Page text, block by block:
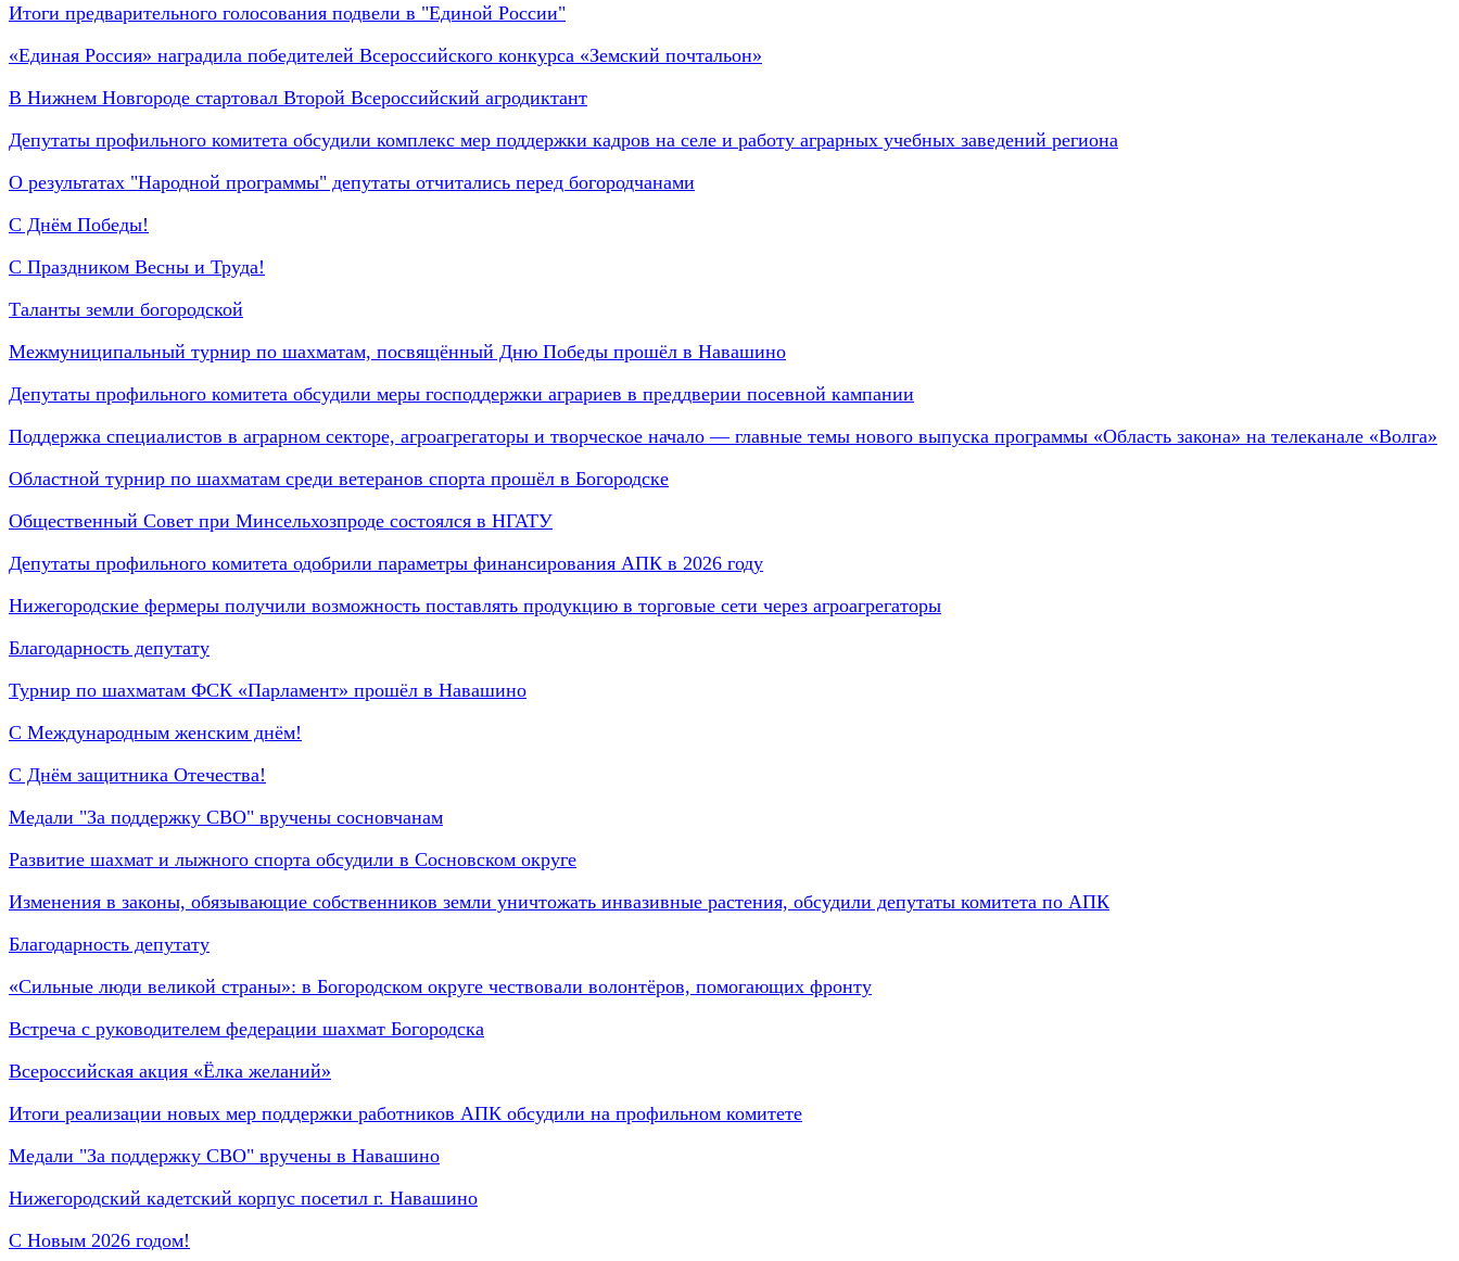
Итоги предварительного голосования подвели в "Единой России"
«Единая Россия» наградила победителей Всероссийского конкурса «Земский почтальон»
В Нижнем Новгороде стартовал Второй Всероссийский агродиктант
Депутаты профильного комитета обсудили комплекс мер поддержки кадров на селе и работу аграрных учебных заведений региона
О результатах "Народной программы" депутаты отчитались перед богородчанами
С Днём Победы!
С Праздником Весны и Труда!
Таланты земли богородской
Межмуниципальный турнир по шахматам, посвящённый Дню Победы прошёл в Навашино
Депутаты профильного комитета обсудили меры господдержки аграриев в преддверии посевной кампании
Поддержка специалистов в аграрном секторе, агроагрегаторы и творческое начало — главные темы нового выпуска программы «Область закона» на телеканале «Волга»
Областной турнир по шахматам среди ветеранов спорта прошёл в Богородске
Общественный Совет при Минсельхозпроде состоялся в НГАТУ
Депутаты профильного комитета одобрили параметры финансирования АПК в 2026 году
Нижегородские фермеры получили возможность поставлять продукцию в торговые сети через агроагрегаторы
Благодарность депутату
Турнир по шахматам ФСК «Парламент» прошёл в Навашино
С Международным женским днём!
С Днём защитника Отечества!
Медали "За поддержку СВО" вручены сосновчанам
Развитие шахмат и лыжного спорта обсудили в Сосновском округе
Изменения в законы, обязывающие собственников земли уничтожать инвазивные растения, обсудили депутаты комитета по АПК
Благодарность депутату
«Сильные люди великой страны»: в Богородском округе чествовали волонтёров, помогающих фронту
Встреча с руководителем федерации шахмат Богородска
Всероссийская акция «Ёлка желаний»
Итоги реализации новых мер поддержки работников АПК обсудили на профильном комитете
Медали "За поддержку СВО" вручены в Навашино
Нижегородский кадетский корпус посетил г. Навашино
С Новым 2026 годом!